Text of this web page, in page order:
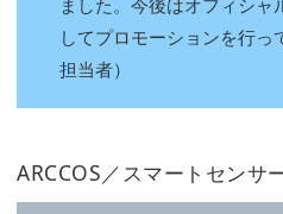
ました。今後はオフィシャ
してプロモーションを行っ
担当者）
ARCCOS／スマートセンサ